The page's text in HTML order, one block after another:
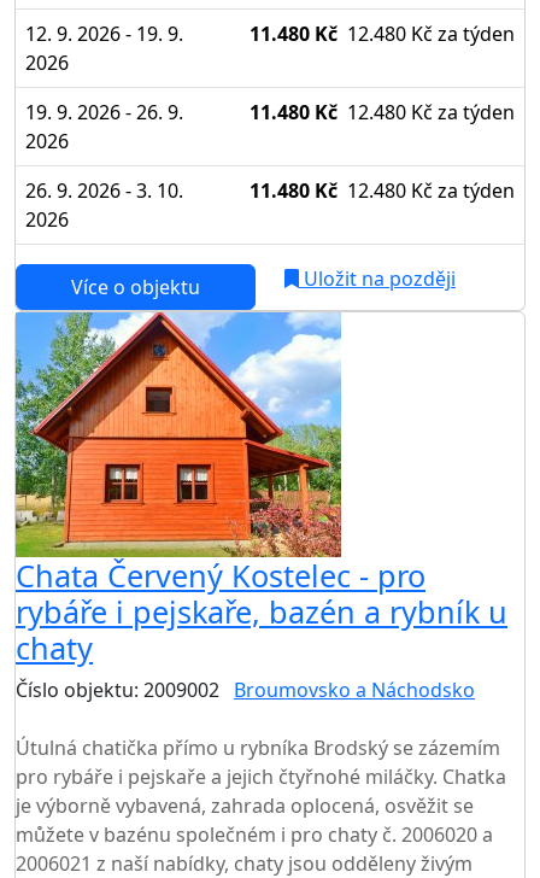
12. 9. 2026 - 19. 9.
2026
11.480 Kč 12.480 Kč za týden
19. 9. 2026 - 26. 9.
2026
11.480 Kč 12.480 Kč za týden
26. 9. 2026 - 3. 10.
2026
11.480 Kč 12.480 Kč za týden
Více o objektu Uložit na později
Chata Červený Kostelec - pro
rybáře i pejskaře, bazén a rybník u
chaty
Číslo objektu: 2009002 Broumovsko a Náchodsko
Útulná chatička přímo u rybníka Brodský se zázemím
pro rybáře i pejskaře a jejich čtyřnohé miláčky. Chatka
je výborně vybavená, zahrada oplocená, osvěžit se
můžete v bazénu společném i pro chaty č. 2006020 a
2006021 z naší nabídky, chaty jsou odděleny živým